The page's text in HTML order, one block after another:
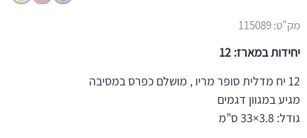
מק"ט:115089
יחידות במארז: 12
12 יח מדלית סופר מריו , מושלם כפרס במסיבה
מגיע במגוון דגמים
גודל: 3.8×33 ס”מ